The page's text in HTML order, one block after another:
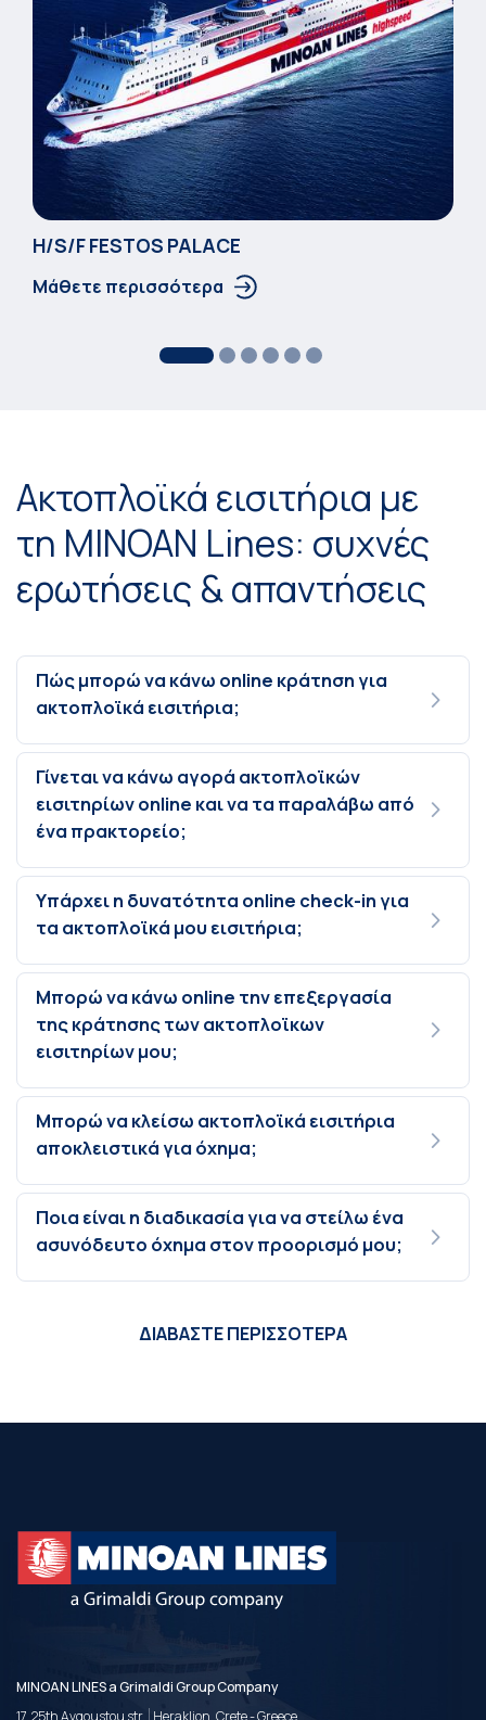
Η/S/F FESTOS PALACΕ
Μάθετε περισσότερα
Ακτοπλοϊκά εισιτήρια με
τη MINOAN Lines: συχνές
ερωτήσεις & απαντήσεις
Πώς μπορώ να κάνω online κράτηση για
ακτοπλοϊκά εισιτήρια;
Γίνεται να κάνω αγορά ακτοπλοϊκών
εισιτηρίων online και να τα παραλάβω από
ένα πρακτορείο;
Υπάρχει η δυνατότητα online check-in για
τα ακτοπλοϊκά μου εισιτήρια;
Μπορώ να κάνω online την επεξεργασία
της κράτησης των ακτοπλοϊκων
εισιτηρίων μου;
Μπορώ να κλείσω ακτοπλοϊκά εισιτήρια
αποκλειστικά για όχημα;
Ποια είναι η διαδικασία για να στείλω ένα
ασυνόδευτο όχημα στον προορισμό μου;
ΔΙΑΒΑΣΤΕ ΠΕΡΙΣΣΟΤΕΡΑ
MINOAN LINES a Grimaldi Group Company
17, 25th Avgoustou str. | Heraklion, Crete - Greece